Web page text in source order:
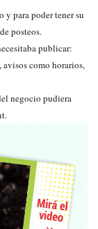
y para poder tener su
posteos.
publicar:
avisos como horarios,
negocio pudiera